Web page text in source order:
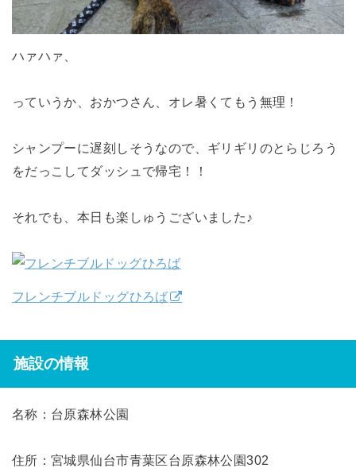
ハァハァ、
っていうか、おかつさん、オレ暑くてもう無理！
シャンプーに遅刻しそうなので、ギリギリのとらじろう
をだっこしてダッシュで帰宅！！
それでも、本日も楽しゅうございました♪
フレンチブルドッグひろば
施設の情報
名称：台原森林公園
住所：宮城県仙台市青葉区台原森林公園302